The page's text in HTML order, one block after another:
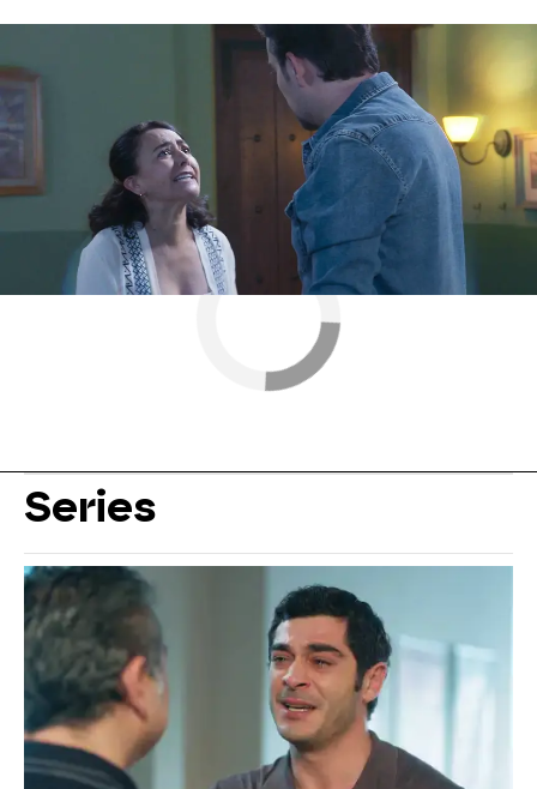
Nova » Mejores momentos
Series